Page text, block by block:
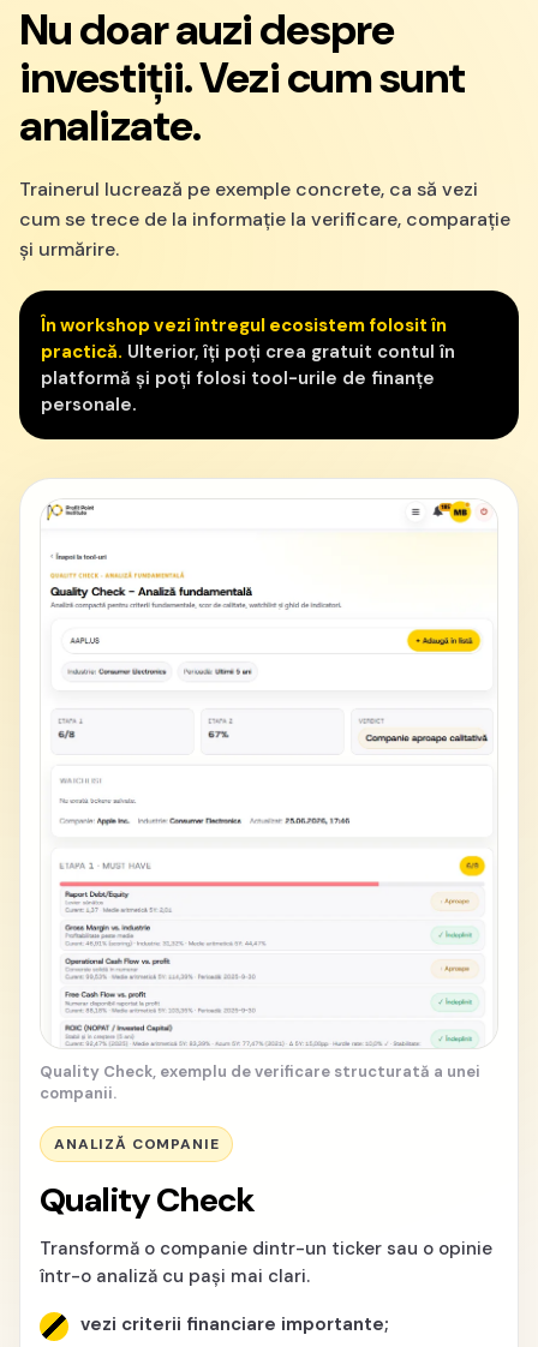
Nu doar auzi despre
investiții. Vezi cum sunt
analizate.
Trainerul lucrează pe exemple concrete, ca să vezi
cum se trece de la informație la verificare, comparație
și urmărire.
În workshop vezi întregul ecosistem folosit în
practică. Ulterior, îți poți crea gratuit contul în
platformă și poți folosi tool-urile de finanțe
personale.
Quality Check, exemplu de verificare structurată a unei
companii.
ANALIZĂ COMPANIE
Quality Check
Transformă o companie dintr-un ticker sau o opinie
într-o analiză cu pași mai clari.
vezi criterii financiare importante;